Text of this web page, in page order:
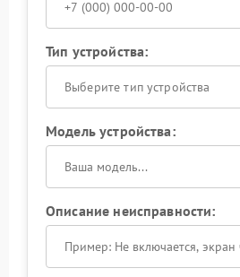
Тип устройства:
Выберите тип устройства
Модель устройства:
Описание неисправности: